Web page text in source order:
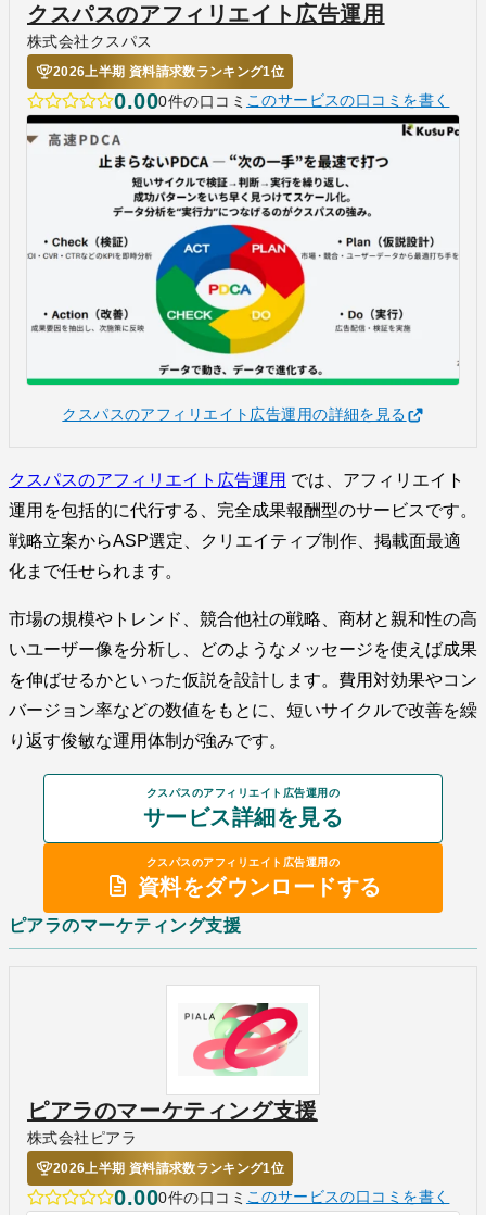
クスパスのアフィリエイト広告運用
株式会社クスパス
2026上半期 資料請求数ランキング1位
0.000件の口コミ このサービスの口コミを書く
クスパスのアフィリエイト広告運用の詳細を見る
クスパスのアフィリエイト広告運用 では、アフィリエイト
運用を包括的に代行する、完全成果報酬型のサービスです。
戦略立案からASP選定、クリエイティブ制作、掲載面最適
化まで任せられます。
市場の規模やトレンド、競合他社の戦略、商材と親和性の高
いユーザー像を分析し、どのようなメッセージを使えば成果
を伸ばせるかといった仮説を設計します。費用対効果やコン
バージョン率などの数値をもとに、短いサイクルで改善を繰
り返す俊敏な運用体制が強みです。
クスパスのアフィリエイト広告運用の
サービス詳細を見る
クスパスのアフィリエイト広告運用の
資料をダウンロードする
ピアラのマーケティング支援
ピアラのマーケティング支援
株式会社ピアラ
2026上半期 資料請求数ランキング1位
0.000件の口コミ このサービスの口コミを書く